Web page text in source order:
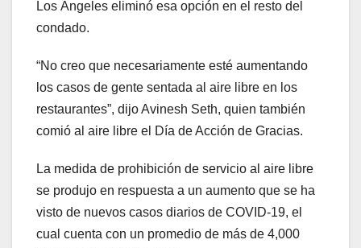
Los Ángeles eliminó esa opción en el resto del
condado.
“No creo que necesariamente esté aumentando
los casos de gente sentada al aire libre en los
restaurantes”, dijo Avinesh Seth, quien también
comió al aire libre el Día de Acción de Gracias.
La medida de prohibición de servicio al aire libre
se produjo en respuesta a un aumento que se ha
visto de nuevos casos diarios de COVID-19, el
cual cuenta con un promedio de más de 4,000